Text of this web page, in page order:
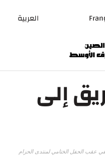
العربية
إلى
عقب الحفل الختامي لمنتدى الحزام